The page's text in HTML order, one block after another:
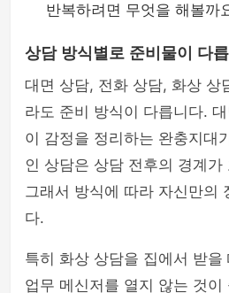
반복하려면 무엇을 해볼까
상담 방식별로 준비물이 다
대면 상담, 전화 상담, 화상 상
라도 준비 방식이 다릅니다.
이 감정을 정리하는 완충지대
인 상담은 상담 전후의 경계
그래서 방식에 따라 자신만의
다.
특히 화상 상담을 집에서 받을
업무 메신저를 열지 않는 것